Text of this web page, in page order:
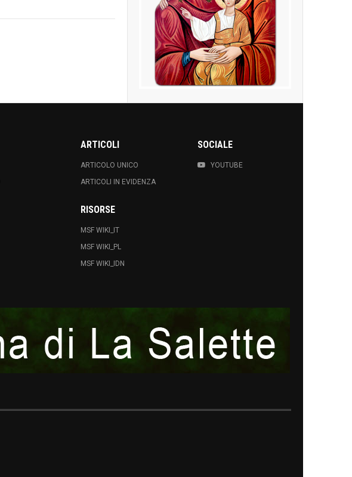
Modello di vita, scelto da P. Jean B.
Berthier per i Missionari della Sacra
ARTICOLI
ARTICOLO UNICO
ARTICOLI IN EVIDENZA
RISORSE
MSF WIKI_IT
MSF WIKI_PL
MSF WIKI_IDN
SOCIALE
YOUTUBE